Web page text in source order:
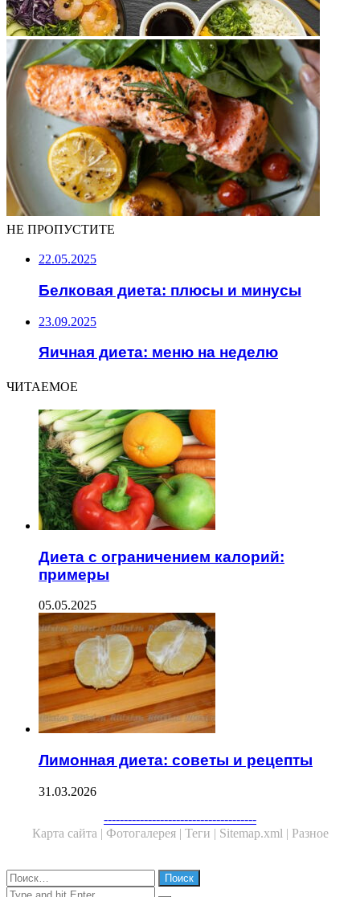
НЕ ПРОПУСТИТЕ
22.05.2025
Белковая диета: плюсы и минусы
23.09.2025
Яичная диета: меню на неделю
ЧИТАЕМОЕ
Диета с ограничением калорий:
примеры
05.05.2025
Лимонная диета: советы и рецепты
31.03.2026
--------------------------------------
Карта сайта | Фотогалерея | Теги | Sitemap.xml | Разное
Close
Найти:
Close